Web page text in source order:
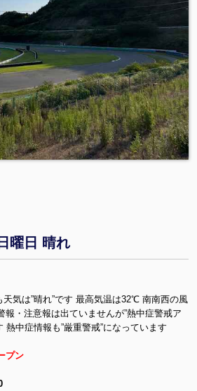
曜日 晴れ
気は”晴れ”です 最高気温は32℃ 南南西の風
・注意報は出ていませんが”熱中症警戒ア
熱中症情報も”厳重警戒”になっています
プン